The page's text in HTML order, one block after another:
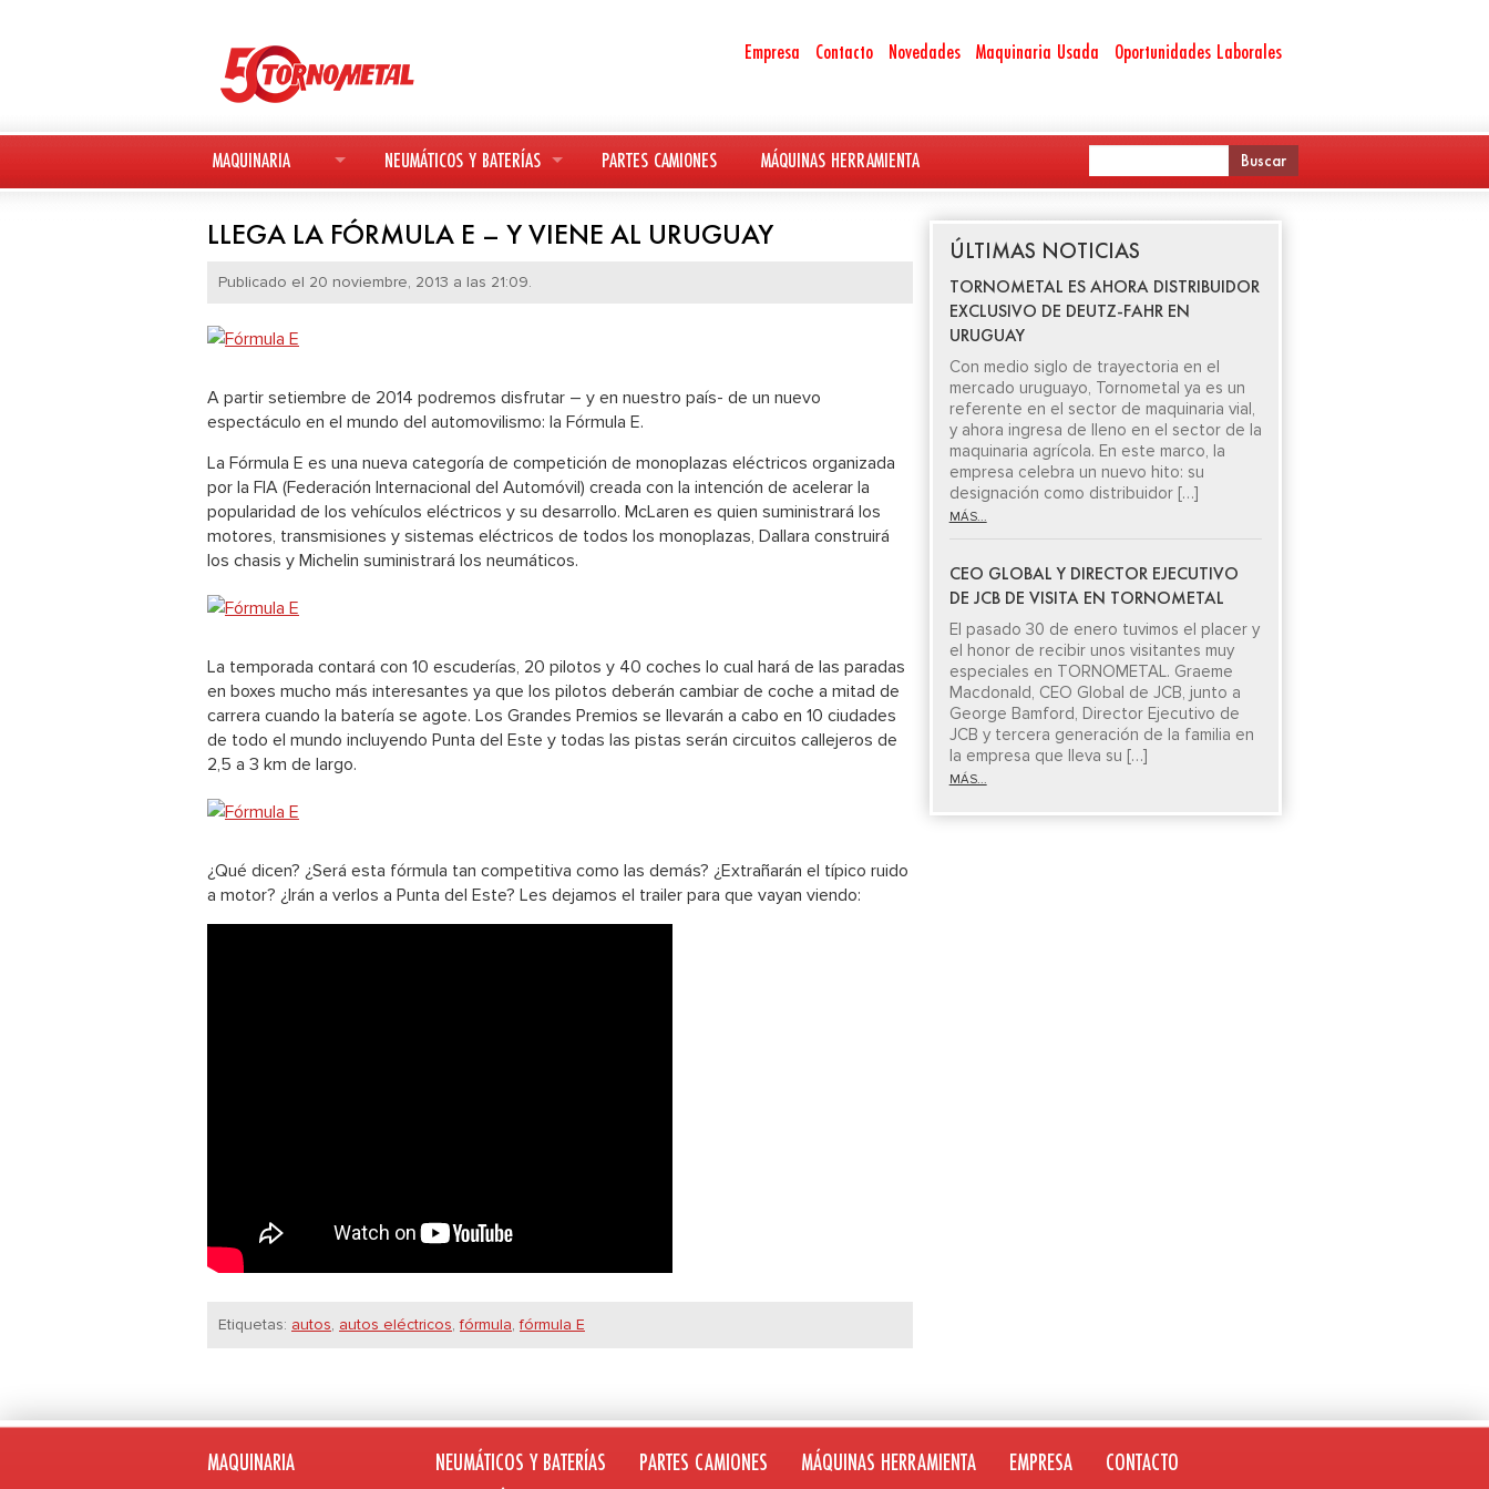
Empresa Contacto Novedades Maquinaria Usada Oportunidades Laborales
MAQUINARIA
DEUTZ-FAHR
KESLA
NEUMÁTICOS Y BATERÍAS
PARTES CAMIONES MÁQUINAS HERRAMIENTA
LLEGA LA FÓRMULA E – Y VIENE AL URUGUAY
Publicado el 20 noviembre, 2013 a las 21:09.
A partir setiembre de 2014 podremos disfrutar – y en nuestro país- de un nuevo
espectáculo en el mundo del automovilismo: la Fórmula E.
La Fórmula E es una nueva categoría de competición de monoplazas eléctricos organizada
por la FIA (Federación Internacional del Automóvil) creada con la intención de acelerar la
popularidad de los vehículos eléctricos y su desarrollo. McLaren es quien suministrará los
motores, transmisiones y sistemas eléctricos de todos los monoplazas, Dallara construirá
los chasis y Michelin suministrará los neumáticos.
La temporada contará con 10 escuderías, 20 pilotos y 40 coches lo cual hará de las paradas
en boxes mucho más interesantes ya que los pilotos deberán cambiar de coche a mitad de
carrera cuando la batería se agote. Los Grandes Premios se llevarán a cabo en 10 ciudades
de todo el mundo incluyendo Punta del Este y todas las pistas serán circuitos callejeros de
2,5 a 3 km de largo.
¿Qué dicen? ¿Será esta fórmula tan competitiva como las demás? ¿Extrañarán el típico ruido
a motor? ¿Irán a verlos a Punta del Este? Les dejamos el trailer para que vayan viendo:
Etiquetas: autos, autos eléctricos,fórmula,fórmula E
ÚLTIMAS NOTICIAS
TORNOMETAL ES AHORA DISTRIBUIDOR
EXCLUSIVO DE DEUTZ-FAHR EN
URUGUAY
Con medio siglo de trayectoria en el
mercado uruguayo, Tornometal ya es un
referente en el sector de maquinaria vial,
y ahora ingresa de lleno en el sector de la
maquinaria agrícola. En este marco, la
empresa celebra un nuevo hito: su
designación como distribuidor […]
MÁS...
CEO GLOBAL Y DIRECTOR EJECUTIVO
DE JCB DE VISITA EN TORNOMETAL
El pasado 30 de enero tuvimos el placer y
el honor de recibir unos visitantes muy
especiales en TORNOMETAL. Graeme
Macdonald, CEO Global de JCB, junto a
George Bamford, Director Ejecutivo de
JCB y tercera generación de la familia en
la empresa que lleva su […]
MÁS...
MAQUINARIA
NEUMÁTICOS Y BATERÍAS
PARTES CAMIONES MÁQUINAS HERRAMIENTA EMPRESA
CONTACTO